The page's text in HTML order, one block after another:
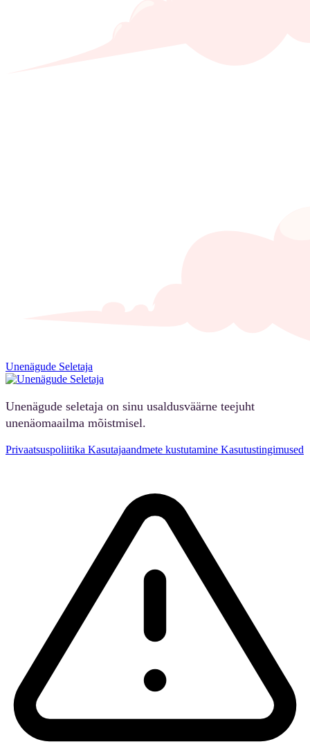
Unenägude Seletaja
Unenägude seletaja on sinu usaldusväärne teejuht
unenäomaailma mõistmisel.
Privaatsuspoliitika Kasutajaandmete kustutamine Kasutustingimused